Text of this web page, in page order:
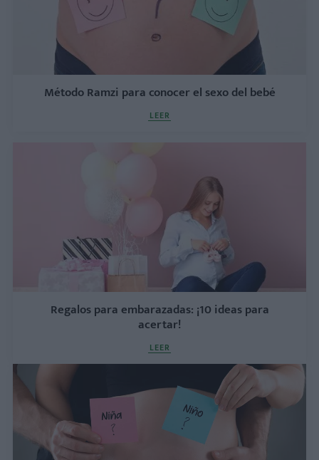
Método Ramzi para conocer el sexo del bebé
LEER
Regalos para embarazadas: ¡10 ideas para
acertar!
LEER